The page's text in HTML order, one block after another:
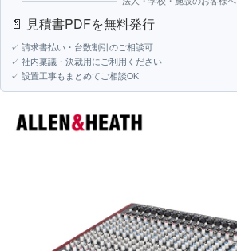
📄 見積書PDFを無料発行
✓ 請求書払い・台数割引のご相談可
✓ 社内稟議・決裁用にご利用ください
✓ 設置工事もまとめてご相談OK